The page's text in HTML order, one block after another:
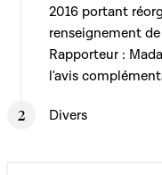
2016 portant
renseignement
Rapporteur :
l'avis
Divers